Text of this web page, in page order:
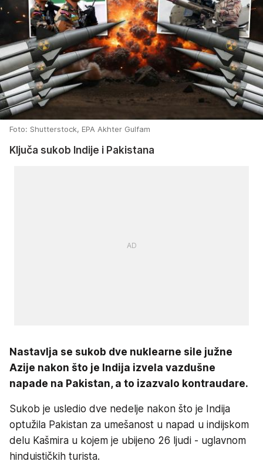
Foto: Shutterstock, EPA Akhter Gulfam
Ključa sukob Indije i Pakistana
Nastavlja se sukob dve nuklearne sile južne
Azije nakon što je Indija izvela vazdušne
napade na Pakistan, a to izazvalo kontraudare.
Sukob je usledio dve nedelje nakon što je Indija
optužila Pakistan za umešanost u napad u indijskom
delu Kašmira u kojem je ubijeno 26 ljudi - uglavnom
hinduističkih turista.